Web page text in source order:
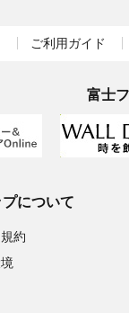
ご利用ガイド
富士
について
約